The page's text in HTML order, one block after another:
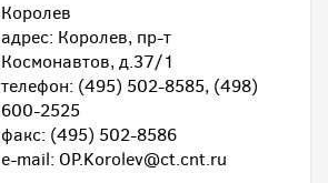
Королев
адрес: Королев, пр-т
Космонавтов, д.37/1
телефон: (495) 502-8585, (498)
600-2525
факс: (495) 502-8586
e-mail: OP.Korolev@ct.cnt.ru